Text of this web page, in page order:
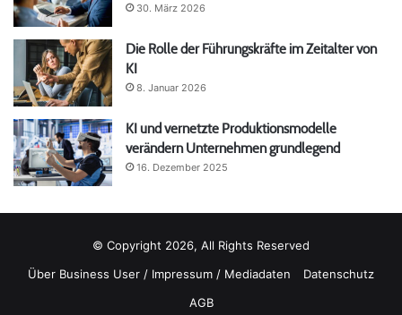
30. März 2026
Die Rolle der Führungskräfte im Zeitalter von
KI
8. Januar 2026
KI und vernetzte Produktionsmodelle
verändern Unternehmen grundlegend
16. Dezember 2025
© Copyright 2026, All Rights Reserved
Über Business User / Impressum / Mediadaten
Datenschutz
AGB